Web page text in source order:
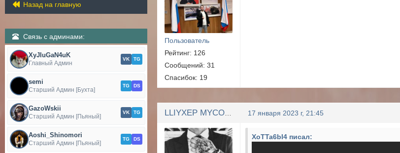
Назад на главную
Связь с админами:
XyJIuGaN4uK
Главный Админ
VK TG
semi
Старший Админ [Бухта]
TG DS
GazoWskii
Старший Админ [Пьяный]
VK TG
Aoshi_Shinomori
Старший Админ [Пьяный]
TG DS
Пользователь
Рейтинг: 126
Сообщений: 31
Спасибок: 19
17 января 2023 г, 21:45
XoTTa6bI4 писал: